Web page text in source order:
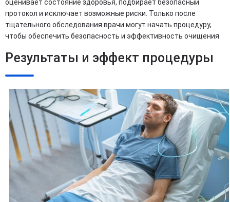
оценивает состояние здоровья, подбирает безопасный
протокол и исключает возможные риски. Только после
тщательного обследования врачи могут начать процедуру,
чтобы обеспечить безопасность и эффективность очищения.
Результаты и эффект процедуры